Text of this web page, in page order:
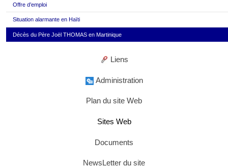
Offre d’emploi
Situation alarmante en Haïti
Décès du Père Joël THOMAS en Martinique
Liens
Administration
Plan du site Web
Sites Web
Documents
NewsLetter du site